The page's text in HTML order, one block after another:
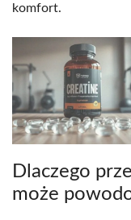
komfort.
Dlaczego
może